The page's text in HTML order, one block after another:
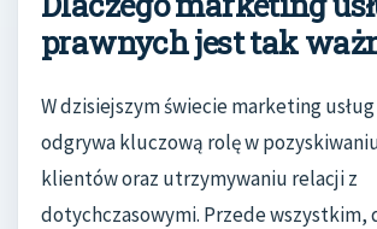
prawnych jest tak
W dzisiejszym świecie marketing
odgrywa kluczową rolę w
klientów oraz utrzymywaniu relacji z
dotychczasowymi. Przede wszystkim,